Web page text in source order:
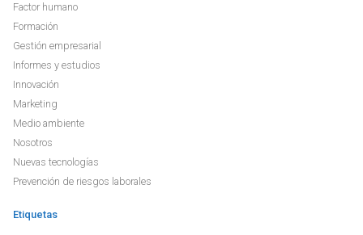
Factor humano
Formación
Gestión empresarial
Informes y estudios
Innovación
Marketing
Medio ambiente
Nosotros
Nuevas tecnologías
Prevención de riesgos laborales
Etiquetas